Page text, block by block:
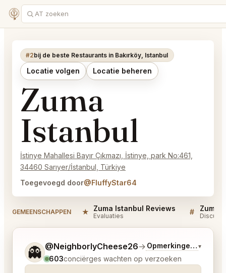
#2bij de beste Restaurants in Bakırköy, Istanbul
Locatie volgen Locatie beheren
Zuma
Istanbul
İstinye Mahallesi Bayır Çıkmazı, İstinye, park No:461,
34460 Sarıyer/İstanbul, Türkiye
Toegevoegd door@FluffyStar64
GEMEENSCHAPPEN ★ Zuma Istanbul Reviews
Evaluaties # Zuma
👻 @NeighborlyCheese26→ Opmerkingen over
▾
603conciërges wachten op verzoeken
Vertel me wat je wilt.